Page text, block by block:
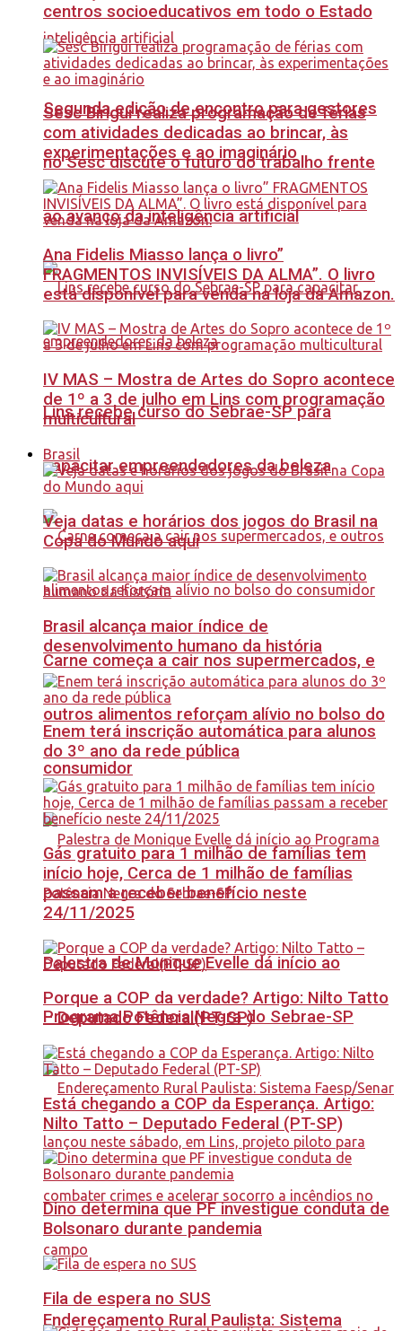
Segunda edição de encontro para gestores
no Sesc discute o futuro do trabalho frente
ao avanço da inteligência artificial
Lins recebe curso do Sebrae-SP para
capacitar empreendedores da beleza
Carne começa a cair nos supermercados, e
outros alimentos reforçam alívio no bolso do
consumidor
Palestra de Monique Evelle dá início ao
Programa Potência Negra do Sebrae-SP
Endereçamento Rural Paulista: Sistema
centros socioeducativos em todo o Estado
Sesc Birigui realiza programação de férias
com atividades dedicadas ao brincar, às
experimentações e ao imaginário
Ana Fidelis Miasso lança o livro”
FRAGMENTOS INVISÍVEIS DA ALMA”. O livro
está disponível para venda na loja da Amazon.
IV MAS – Mostra de Artes do Sopro acontece
de 1º a 3 de julho em Lins com programação
multicultural
Brasil
Veja datas e horários dos jogos do Brasil na
Copa do Mundo aqui
Brasil alcança maior índice de
desenvolvimento humano da história
Enem terá inscrição automática para alunos
do 3º ano da rede pública
Gás gratuito para 1 milhão de famílias tem
início hoje, Cerca de 1 milhão de famílias
passam a receber benefício neste
24/11/2025
Porque a COP da verdade? Artigo: Nilto Tatto
– Deputado Federal(PT-SP)
Está chegando a COP da Esperança. Artigo:
Nilto Tatto – Deputado Federal (PT-SP)
Dino determina que PF investigue conduta de
Bolsonaro durante pandemia
Fila de espera no SUS